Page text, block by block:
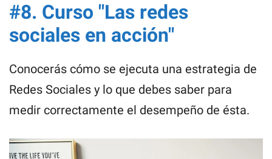
#8. Curso "Las redes
sociales en acción"
Conocerás cómo se ejecuta una estrategia de
Redes Sociales y lo que debes saber para
medir correctamente el desempeño de ésta.